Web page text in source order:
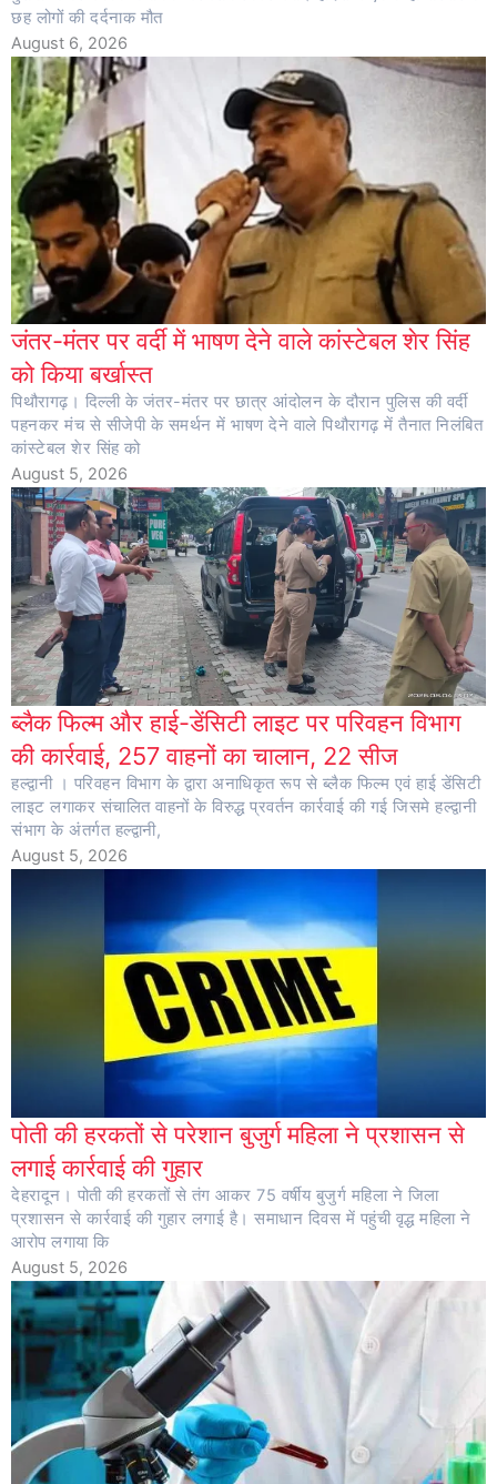
छह लोगों की दर्दनाक मौत
August 6, 2026
जंतर-मंतर पर वर्दी में भाषण देने वाले कांस्टेबल शेर सिंह
को किया बर्खास्त
पिथौरागढ़। दिल्ली के जंतर-मंतर पर छात्र आंदोलन के दौरान पुलिस की वर्दी
पहनकर मंच से सीजेपी के समर्थन में भाषण देने वाले पिथौरागढ़ में तैनात निलंबित
कांस्टेबल शेर सिंह को
August 5, 2026
ब्लैक फिल्म और हाई-डेंसिटी लाइट पर परिवहन विभाग
की कार्रवाई, 257 वाहनों का चालान, 22 सीज
हल्द्वानी । परिवहन विभाग के द्वारा अनाधिकृत रूप से ब्लैक फिल्म एवं हाई डेंसिटी
लाइट लगाकर संचालित वाहनों के विरुद्ध प्रवर्तन कार्रवाई की गई जिसमे हल्द्वानी
संभाग के अंतर्गत हल्द्वानी,
August 5, 2026
पोती की हरकतों से परेशान बुजुर्ग महिला ने प्रशासन से
लगाई कार्रवाई की गुहार
देहरादून। पोती की हरकतों से तंग आकर 75 वर्षीय बुजुर्ग महिला ने जिला
प्रशासन से कार्रवाई की गुहार लगाई है। समाधान दिवस में पहुंची वृद्ध महिला ने
आरोप लगाया कि
August 5, 2026